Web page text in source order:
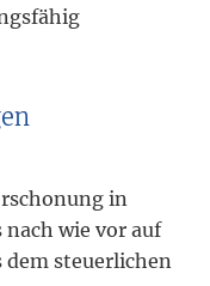
in
wie vor auf
steuerlichen